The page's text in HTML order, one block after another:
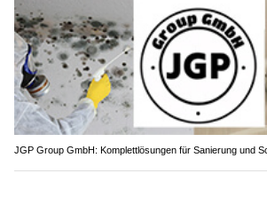
JGP Group GmbH: Komplettlösungen für Sanierung und